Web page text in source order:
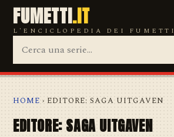
FUMETTI.IT
L'ENCICLOPEDIA DEI FUMETTI
HOME › EDITORE: SAGA UITGAVEN
EDITORE: SAGA UITGAVEN